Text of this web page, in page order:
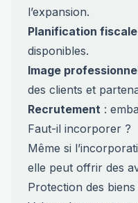
l’expansion.
Planification fiscale
disponibles.
Image
des clients et
Recrutement :
Faut-il incorporer ?
Même si
elle peut offrir des
Protection des